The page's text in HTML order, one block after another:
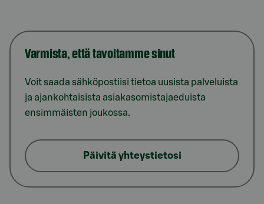
Varmista, että tavoitamme sinut
Voit saada sähköpostiisi tietoa uusista palveluista
ja ajankohtaisista asiakasomistajaeduista
ensimmäisten joukossa.
Päivitä yhteystietosi